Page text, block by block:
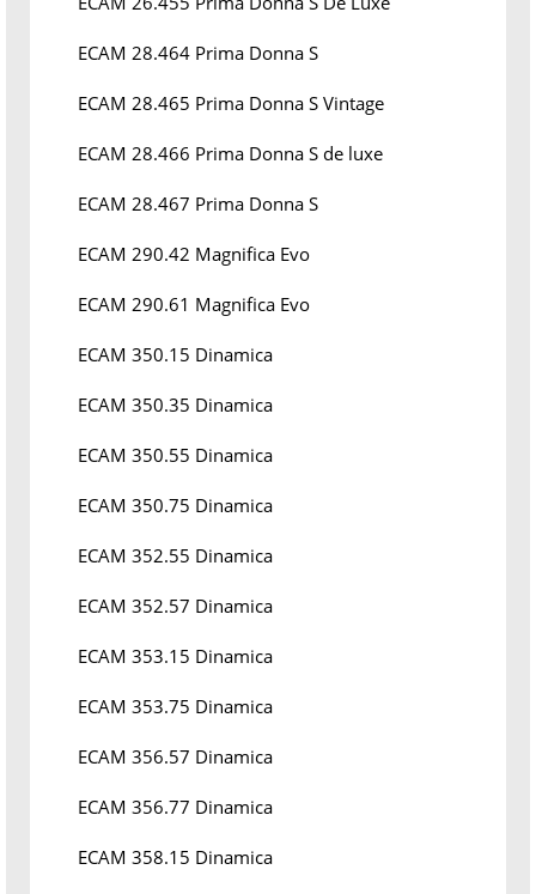
ECAM 28.464 Prima Donna S
ECAM 28.465 Prima Donna S Vintage
ECAM 28.466 Prima Donna S de luxe
ECAM 28.467 Prima Donna S
ECAM 290.42 Magnifica Evo
ECAM 290.61 Magnifica Evo
ECAM 350.15 Dinamica
ECAM 350.35 Dinamica
ECAM 350.55 Dinamica
ECAM 350.75 Dinamica
ECAM 352.55 Dinamica
ECAM 352.57 Dinamica
ECAM 353.15 Dinamica
ECAM 353.75 Dinamica
ECAM 356.57 Dinamica
ECAM 356.77 Dinamica
ECAM 358.15 Dinamica